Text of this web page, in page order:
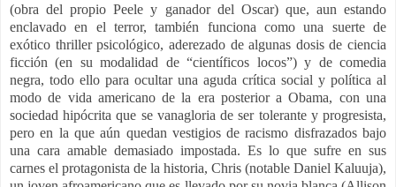
(obra del propio Peele y ganador del Oscar) que, aun estando
enclavado en el terror, también funciona como una suerte de
exótico thriller psicológico, aderezado de algunas dosis de ciencia
ficción (en su modalidad de “científicos locos”) y de comedia
negra, todo ello para ocultar una aguda crítica social y política al
modo de vida americano de la era posterior a Obama, con una
sociedad hipócrita que se vanagloria de ser tolerante y progresista,
pero en la que aún quedan vestigios de racismo disfrazados bajo
una cara amable demasiado impostada. Es lo que sufre en sus
carnes el protagonista de la historia, Chris (notable Daniel Kaluuja),